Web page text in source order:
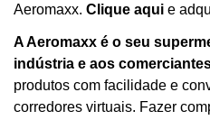
Aeromaxx. Clique aqui e
A Aeromaxx é o seu
indústria e aos
produtos com facilidade e
corredores virtuais. Fazer